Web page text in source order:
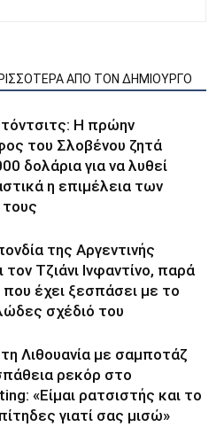
ΑΠΟ ΤΟΝ ΔΗΜΙΟΥΡΓΟ
Η πρώην
του Σλοβένου ζητά
δολάρια για να λυθεί
η επιμέλεια των
τους
της Αργεντινής
τον Τζιάνι Ινφαντίνο, παρά
έχει ξεσπάσει με το
σχέδιό του
Λιθουανία με σαμποτάζ
ρεκόρ στο
«Είμαι ρατσιστής και το
γιατί σας μισώ»